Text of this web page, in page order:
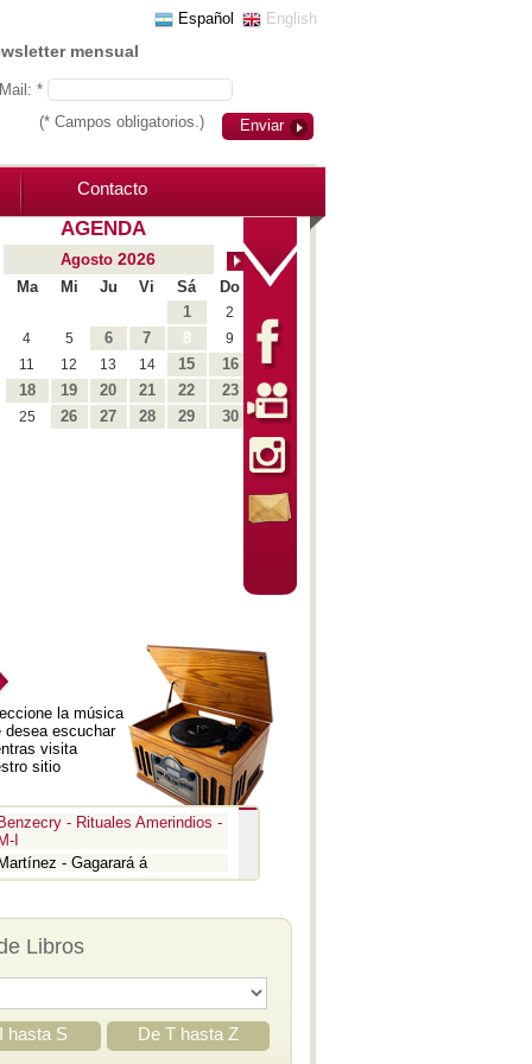
Español English
mensual
*
Enviar
(* Campos obligatorios.)
Contacto
AGENDA
Agosto 2026
Ma Mi Ju Vi Sá
Do
1
2
4 5 6 7 8
9
11 12 13 14 15 16
18 19 20 21 22 23
25 26 27 28 29 30
la música
desea escuchar
visita
sitio
Benzecry - Rituales Amerindios -
M-I
Martínez - Gagarará á
- Pedro y el lobo
- Romeo y Julieta -
Suite 3
- Iván el Terrible
Libros
hasta S De T hasta Z